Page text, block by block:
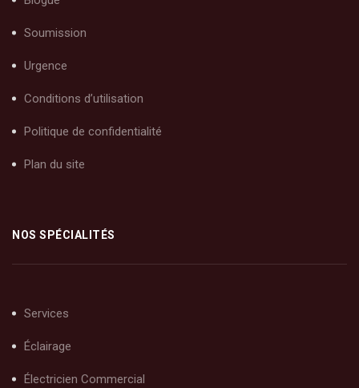
Soumission
Urgence
Conditions d’utilisation
Politique de confidentialité
Plan du site
NOS SPÉCIALITÉS
Services
Éclairage
Électricien Commercial